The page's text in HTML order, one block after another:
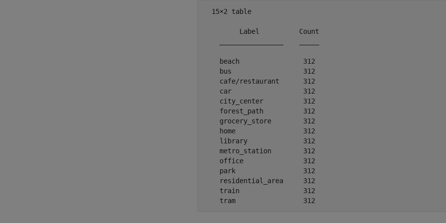
  15×2 table
         Label          Count
    beach                312
    bus                  312
    cafe/restaurant      312
    car                  312
    city_center          312
    forest_path          312
    grocery_store        312
    home                 312
    library              312
    metro_station        312
    office               312
    park                 312
    residential_area     312
    train                312